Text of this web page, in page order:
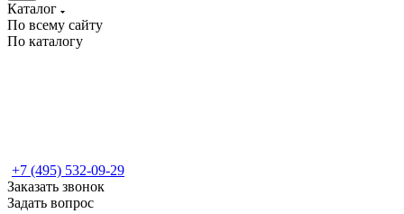
Каталог
По всему сайту
По каталогу
+7 (495) 532-09-29
Заказать звонок
Задать вопрос